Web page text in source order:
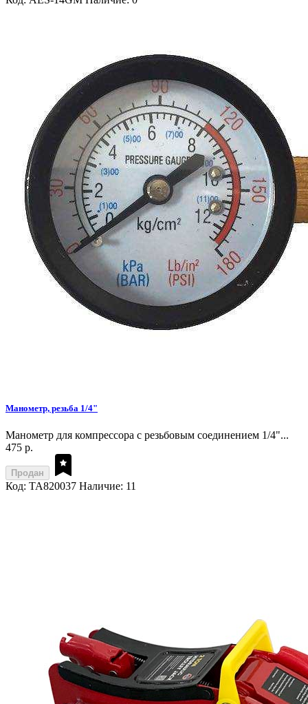
Манометр, резьба 1/4"
Манометр для компрессора с резьбовым соединением 1/4"...
475 р.
Продан
Код: TA820037 Наличие: 11